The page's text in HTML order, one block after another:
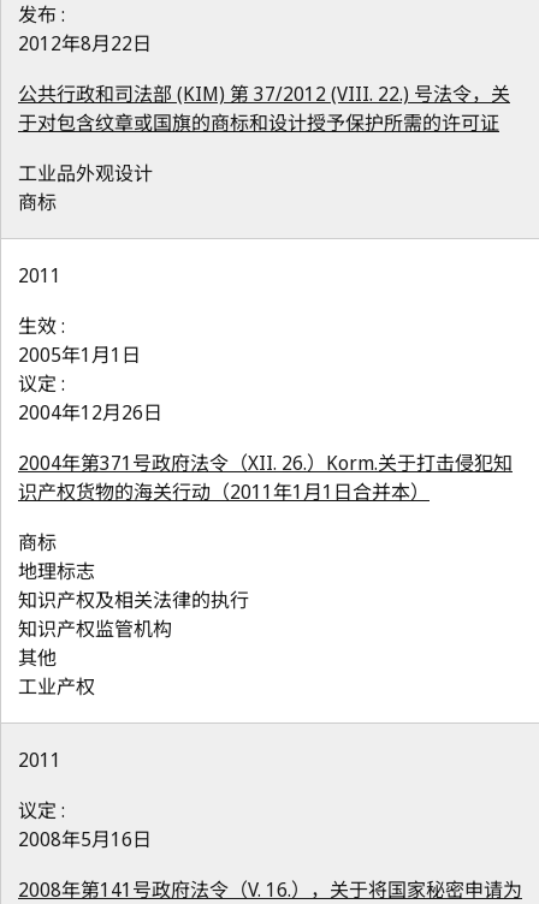
发布 :
2012年8月22日
公共行政和司法部 (KIM) 第 37/2012 (VIII. 22.) 号法令，关
于对包含纹章或国旗的商标和设计授予保护所需的许可证
工业品外观设计
商标
2011
生效 :
2005年1月1日
议定 :
2004年12月26日
2004年第371号政府法令（XII. 26.）Korm.关于打击侵犯知
识产权货物的海关行动（2011年1月1日合并本）
商标
地理标志
知识产权及相关法律的执行
知识产权监管机构
其他
工业产权
2011
议定 :
2008年5月16日
2008年第141号政府法令（V. 16.），关于将国家秘密申请为